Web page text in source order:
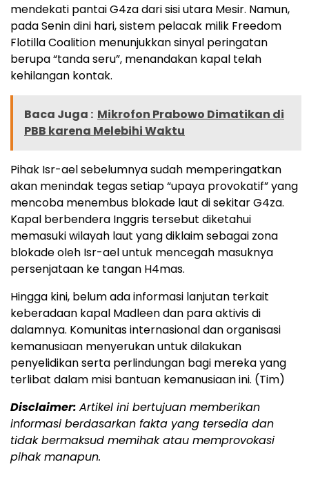
mendekati pantai G4za dari sisi utara Mesir. Namun,
pada Senin dini hari, sistem pelacak milik Freedom
Flotilla Coalition menunjukkan sinyal peringatan
berupa “tanda seru”, menandakan kapal telah
kehilangan kontak.
Baca Juga : Mikrofon Prabowo Dimatikan di
PBB karena Melebihi Waktu
Pihak Isr-ael sebelumnya sudah memperingatkan
akan menindak tegas setiap “upaya provokatif” yang
mencoba menembus blokade laut di sekitar G4za.
Kapal berbendera Inggris tersebut diketahui
memasuki wilayah laut yang diklaim sebagai zona
blokade oleh Isr-ael untuk mencegah masuknya
persenjataan ke tangan H4mas.
Hingga kini, belum ada informasi lanjutan terkait
keberadaan kapal Madleen dan para aktivis di
dalamnya. Komunitas internasional dan organisasi
kemanusiaan menyerukan untuk dilakukan
penyelidikan serta perlindungan bagi mereka yang
terlibat dalam misi bantuan kemanusiaan ini. (Tim)
Disclaimer: Artikel ini bertujuan memberikan
informasi berdasarkan fakta yang tersedia dan
tidak bermaksud memihak atau memprovokasi
pihak manapun.